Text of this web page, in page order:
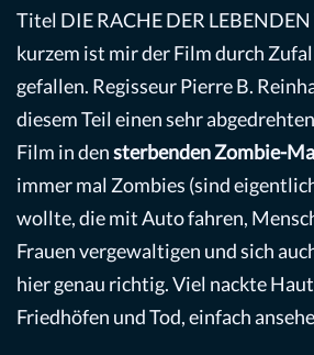
Titel DIE RACHE DER
kurzem ist mir der Film durch
gefallen. Regisseur Pierre B.
diesem Teil einen sehr
Film in densterbenden Zombie-
immer mal Zombies (sind
wollte, die mit Auto fahren,
Frauen vergewaltigen und sich
hier genau richtig. Viel nackte
Friedhöfen und Tod, einfach